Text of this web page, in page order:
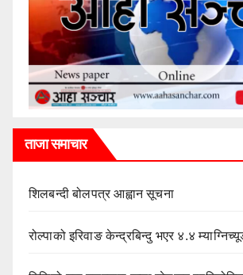
ताजा समाचार
शिलबन्दी बोलपत्र आह्वान सूचना
रोल्पाको इरिवाङ केन्द्रबिन्दु भएर ४.४